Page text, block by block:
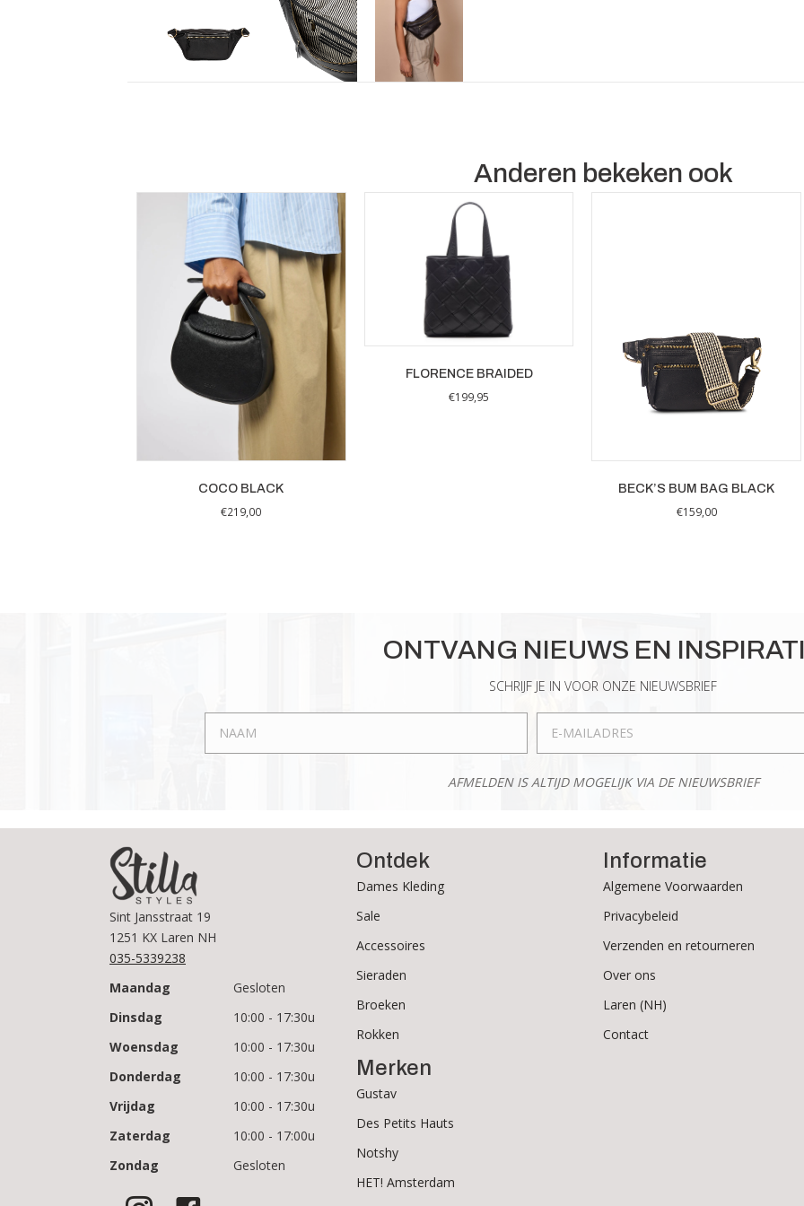
Anderen bekeken ook
COCO BLACK
€219,00
FLORENCE BRAIDED
€199,95
BECK’S BUM BAG BLACK
€159,00
ONTVANG NIEUWS EN
SCHRIJF JE IN VOOR ONZE NIEUWSBRIEF
AFMELDEN IS ALTIJD MOGELIJK VIA DE NIEUWSBRIEF
Sint Jansstraat 19
1251 KX Laren NH
035-5339238
Maandag
Gesloten
Dinsdag
10:00 - 17:30u
Woensdag
10:00 - 17:30u
Donderdag
10:00 - 17:30u
Vrijdag
10:00 - 17:30u
Zaterdag
10:00 - 17:00u
Zondag
Gesloten
Ontdek
Dames Kleding
Sale
Accessoires
Sieraden
Broeken
Rokken
Merken
Gustav
Des Petits Hauts
Notshy
HET! Amsterdam
Informatie
Algemene Voorwaarden
Privacybeleid
Verzenden en retourneren
Over ons
Laren (NH)
Contact